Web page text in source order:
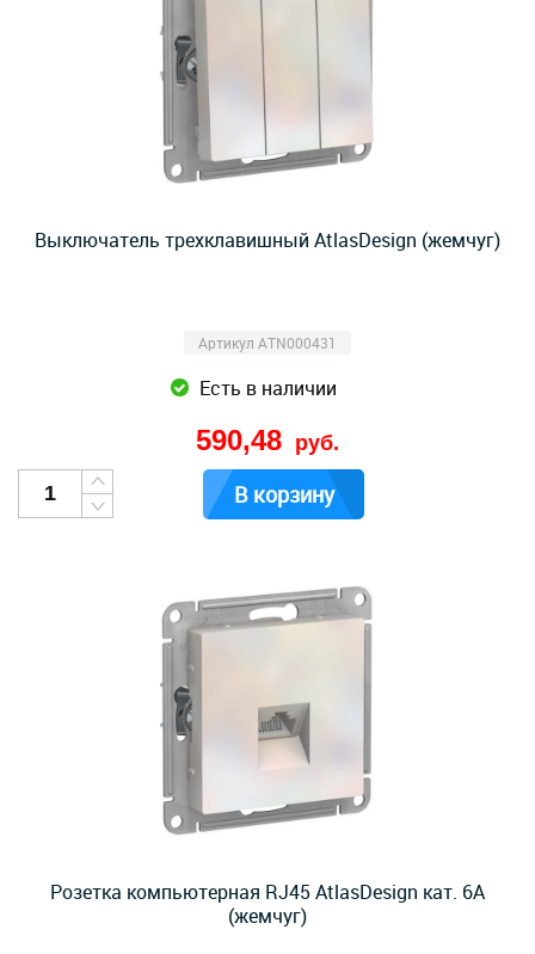
Выключатель трехклавишный AtlasDesign (жемчуг)
Артикул ATN000431
Есть в наличии
590,48 руб.
В корзину
Розетка компьютерная RJ45 AtlasDesign кат. 6A
(жемчуг)